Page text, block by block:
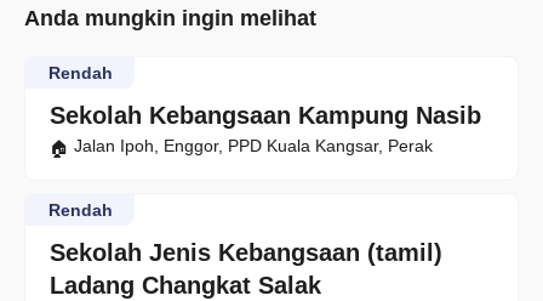
Anda mungkin ingin melihat
Sekolah Kebangsaan Kampung Nasib
Rendah
Jalan Ipoh, Enggor, PPD Kuala Kangsar, Perak
Sekolah Jenis Kebangsaan (tamil)
Ladang Changkat Salak
Rendah